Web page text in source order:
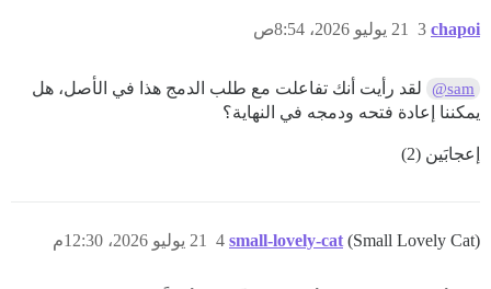
chapoi 21 يوليو 2026، 8:54ص 3
@sam
لقد رأيت أنك تفاعلت مع طلب الدمج هذا في الأصل، هل
يمكننا إعادة فتحه ودمجه في النهاية؟
إعجابَين (2)
small-lovely-cat (Small Lovely Cat) 21 يوليو 2026، 12:30م 4